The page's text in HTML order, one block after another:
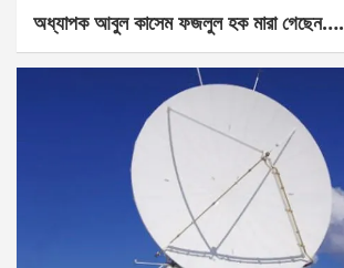
অধ্যাপক আবুল কাসেম ফজলুল হক মারা গেছেন….